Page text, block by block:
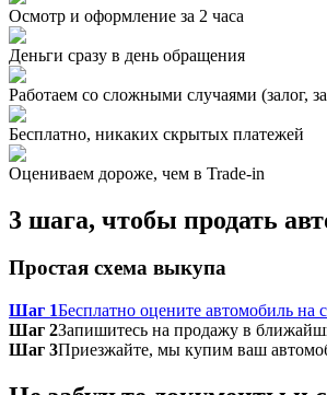
Осмотр и оформление за 2 часа
Деньги сразу в день обращения
Работаем со сложными случаями (залог,
Бесплатно, никаких скрытых платежей
Оцениваем дороже, чем в Trade‑in
3 шага, чтобы продать
Простая схема выкупа
Шаг 1Бесплатно оцените автомобиль на
Шаг 2Запишитесь на продажу в
Шаг 3Приезжайте, мы купим ваш